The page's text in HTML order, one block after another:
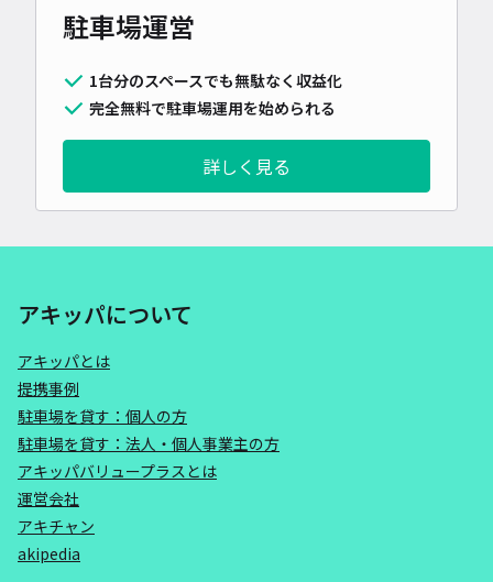
駐車場運営
1台分のスペースでも無駄なく収益化
完全無料で駐車場運用を始められる
詳しく見る
アキッパについて
アキッパとは
提携事例
駐車場を貸す：個人の方
駐車場を貸す：法人・個人事業主の方
アキッパバリュープラスとは
運営会社
アキチャン
akipedia